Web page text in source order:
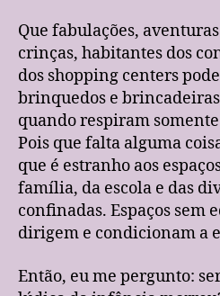
Que fabulações,
crinças, habitantes dos
dos shopping centers
brinquedos e
quando respiram
Pois que falta alguma
que é estranho aos
família, da escola e das
confinadas. Espaços sem
dirigem e condicionam a
Então, eu me pergunto: